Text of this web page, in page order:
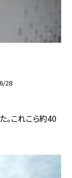
28
。これこら約40